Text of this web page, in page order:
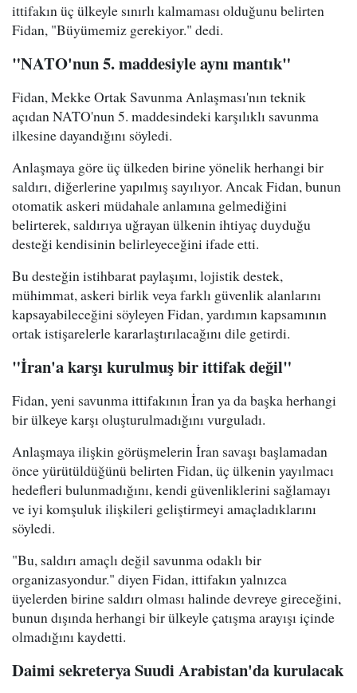
ittifakın üç ülkeyle sınırlı kalmaması olduğunu belirten
Fidan, "Büyümemiz gerekiyor." dedi.
"NATO'nun 5. maddesiyle aynı mantık"
Fidan, Mekke Ortak Savunma Anlaşması'nın teknik
açıdan NATO'nun 5. maddesindeki karşılıklı savunma
ilkesine dayandığını söyledi.
Anlaşmaya göre üç ülkeden birine yönelik herhangi bir
saldırı, diğerlerine yapılmış sayılıyor. Ancak Fidan, bunun
otomatik askeri müdahale anlamına gelmediğini
belirterek, saldırıya uğrayan ülkenin ihtiyaç duyduğu
desteği kendisinin belirleyeceğini ifade etti.
Bu desteğin istihbarat paylaşımı, lojistik destek,
mühimmat, askeri birlik veya farklı güvenlik alanlarını
kapsayabileceğini söyleyen Fidan, yardımın kapsamının
ortak istişarelerle kararlaştırılacağını dile getirdi.
"İran'a karşı kurulmuş bir ittifak değil"
Fidan, yeni savunma ittifakının İran ya da başka herhangi
bir ülkeye karşı oluşturulmadığını vurguladı.
Anlaşmaya ilişkin görüşmelerin İran savaşı başlamadan
önce yürütüldüğünü belirten Fidan, üç ülkenin yayılmacı
hedefleri bulunmadığını, kendi güvenliklerini sağlamayı
ve iyi komşuluk ilişkileri geliştirmeyi amaçladıklarını
söyledi.
"Bu, saldırı amaçlı değil savunma odaklı bir
organizasyondur." diyen Fidan, ittifakın yalnızca
üyelerden birine saldırı olması halinde devreye gireceğini,
bunun dışında herhangi bir ülkeyle çatışma arayışı içinde
olmadığını kaydetti.
Daimi sekreterya Suudi Arabistan'da kurulacak